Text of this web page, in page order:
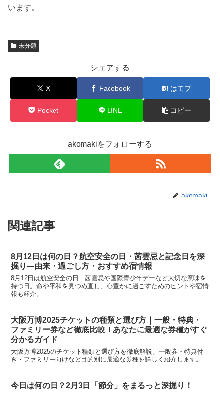
います。
未分類
シェアする
X Facebook はてブ
Pocket LINE コピー
akomakiをフォローする
akomaki
関連記事
8月12日は何の日？航空安全の日・茜雲忌と記念日を深
掘り―由来・過ごし方・おすすめ宿情報
8月12日は航空安全の日・茜雲忌や国際青少年デーなど大切な意味を
持つ日。命や平和を見つめ直し、心豊かに過ごすためのヒントや宿情
報も紹介。
大阪万博2025チケットの種類と選び方｜一般・特典・
ファミリー券など徹底比較！あなたに最適な券種がすぐ
分かるガイド
大阪万博2025のチケット種類と選び方を徹底解説。一般券・特典付
き・ファミリー向けなど目的別に最適な券種を詳しく紹介します。
今日は何の日？2月3日「節分」をまるっと深掘り！